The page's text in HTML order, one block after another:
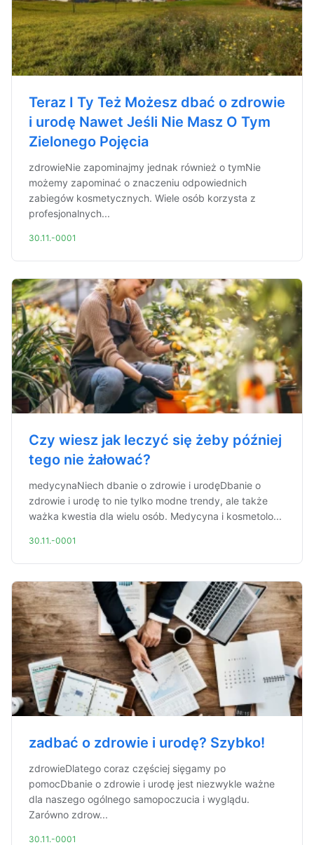
Teraz I Ty Też Możesz dbać o zdrowie
i urodę Nawet Jeśli Nie Masz O Tym
Zielonego Pojęcia
zdrowieNie zapominajmy jednak również o tymNie
możemy zapominać o znaczeniu odpowiednich
zabiegów kosmetycznych. Wiele osób korzysta z
profesjonalnych...
30.11.-0001
Czy wiesz jak leczyć się żeby później
tego nie żałować?
medycynaNiech dbanie o zdrowie i urodęDbanie o
zdrowie i urodę to nie tylko modne trendy, ale także
ważka kwestia dla wielu osób. Medycyna i kosmetolo...
30.11.-0001
zadbać o zdrowie i urodę? Szybko!
zdrowieDlatego coraz częściej sięgamy po
pomocDbanie o zdrowie i urodę jest niezwykle ważne
dla naszego ogólnego samopoczucia i wyglądu.
Zarówno zdrow...
30.11.-0001